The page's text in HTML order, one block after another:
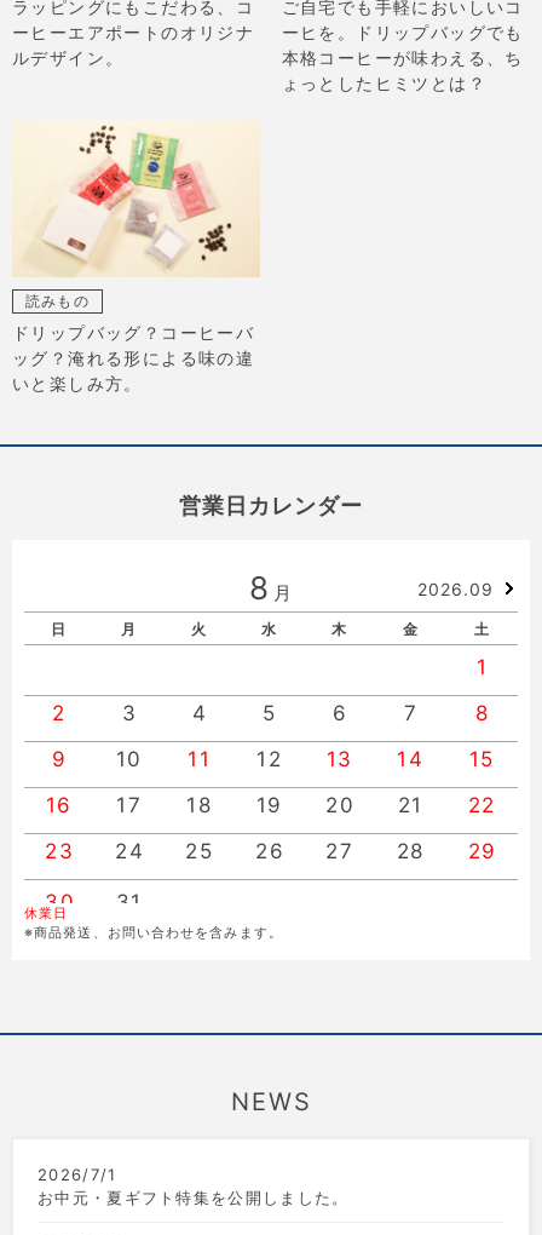
ラッピングにもこだわる、コ
ーヒーエアポートのオリジナ
ルデザイン。
ご自宅でも手軽においしいコ
ーヒを。ドリップバッグでも
本格コーヒーが味わえる、ち
ょっとしたヒミツとは？
読みもの
ドリップバッグ？コーヒーバ
ッグ？淹れる形による味の違
いと楽しみ方。
営業日カレンダー
8 月 2026.09
日 月 火 水 木 金 土
1
2
3 4 5 6 7
8
9
10 11 12 13 14
15
16
17 18 19 20 21
22
23
24 25 26 27 28 29
30 31
休業日
※商品発送、お問い合わせを含みます。
NEWS
2026/7/1
お中元・夏ギフト特集を公開しました。